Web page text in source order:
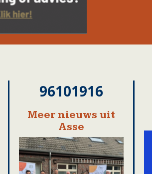
96101916
Meer nieuws uit
Asse